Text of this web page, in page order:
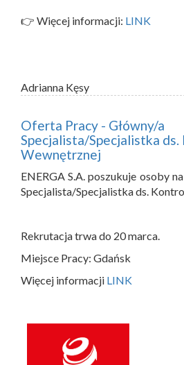
👉 Więcej informacji: LINK
Adrianna Kęsy
Oferta Pracy - Główny/a
Specjalista/Specjalistka
Wewnętrznej
ENERGA S.A. poszukuje osoby
Specjalista/Specjalistka ds.
Rekrutacja trwa do 20 marca.
Miejsce Pracy: Gdańsk
Więcej informacji LINK